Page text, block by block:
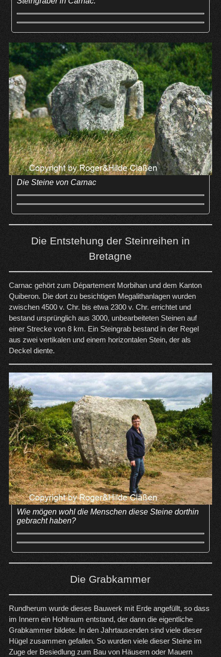
Die Steine von Carnac
Die Entstehung der Steinreihen in
Bretagne
Carnac gehört zum Département Morbihan und dem Kanton
Quiberon. Die dort zu besichtigen Megalithanlagen wurden
zwischen 4500 v. Chr. bis etwa 2300 v. Chr. errichtet und
bestand ursprünglich aus 3000, unbearbeiteten Steinen auf
einer Strecke von 8 km. Ein Steingrab bestand in der Regel
aus zwei vertikalen und einem horizontalen Stein, der als
Deckel diente.
Wie mögen wohl die Menschen diese Steine dorthin
gebracht haben?
Die Grabkammer
Rundherum wurde dieses Bauwerk mit Erde angefüllt, so dass
im Innern ein Hohlraum entstand, der dann die eigentliche
Grabkammer bildete. In den Jahrtausenden sind viele dieser
Hügel zusammen gefallen. So wurden viele dieser Steine im
Zuge der Besiedlung zum Bau von Häusern oder Mauern